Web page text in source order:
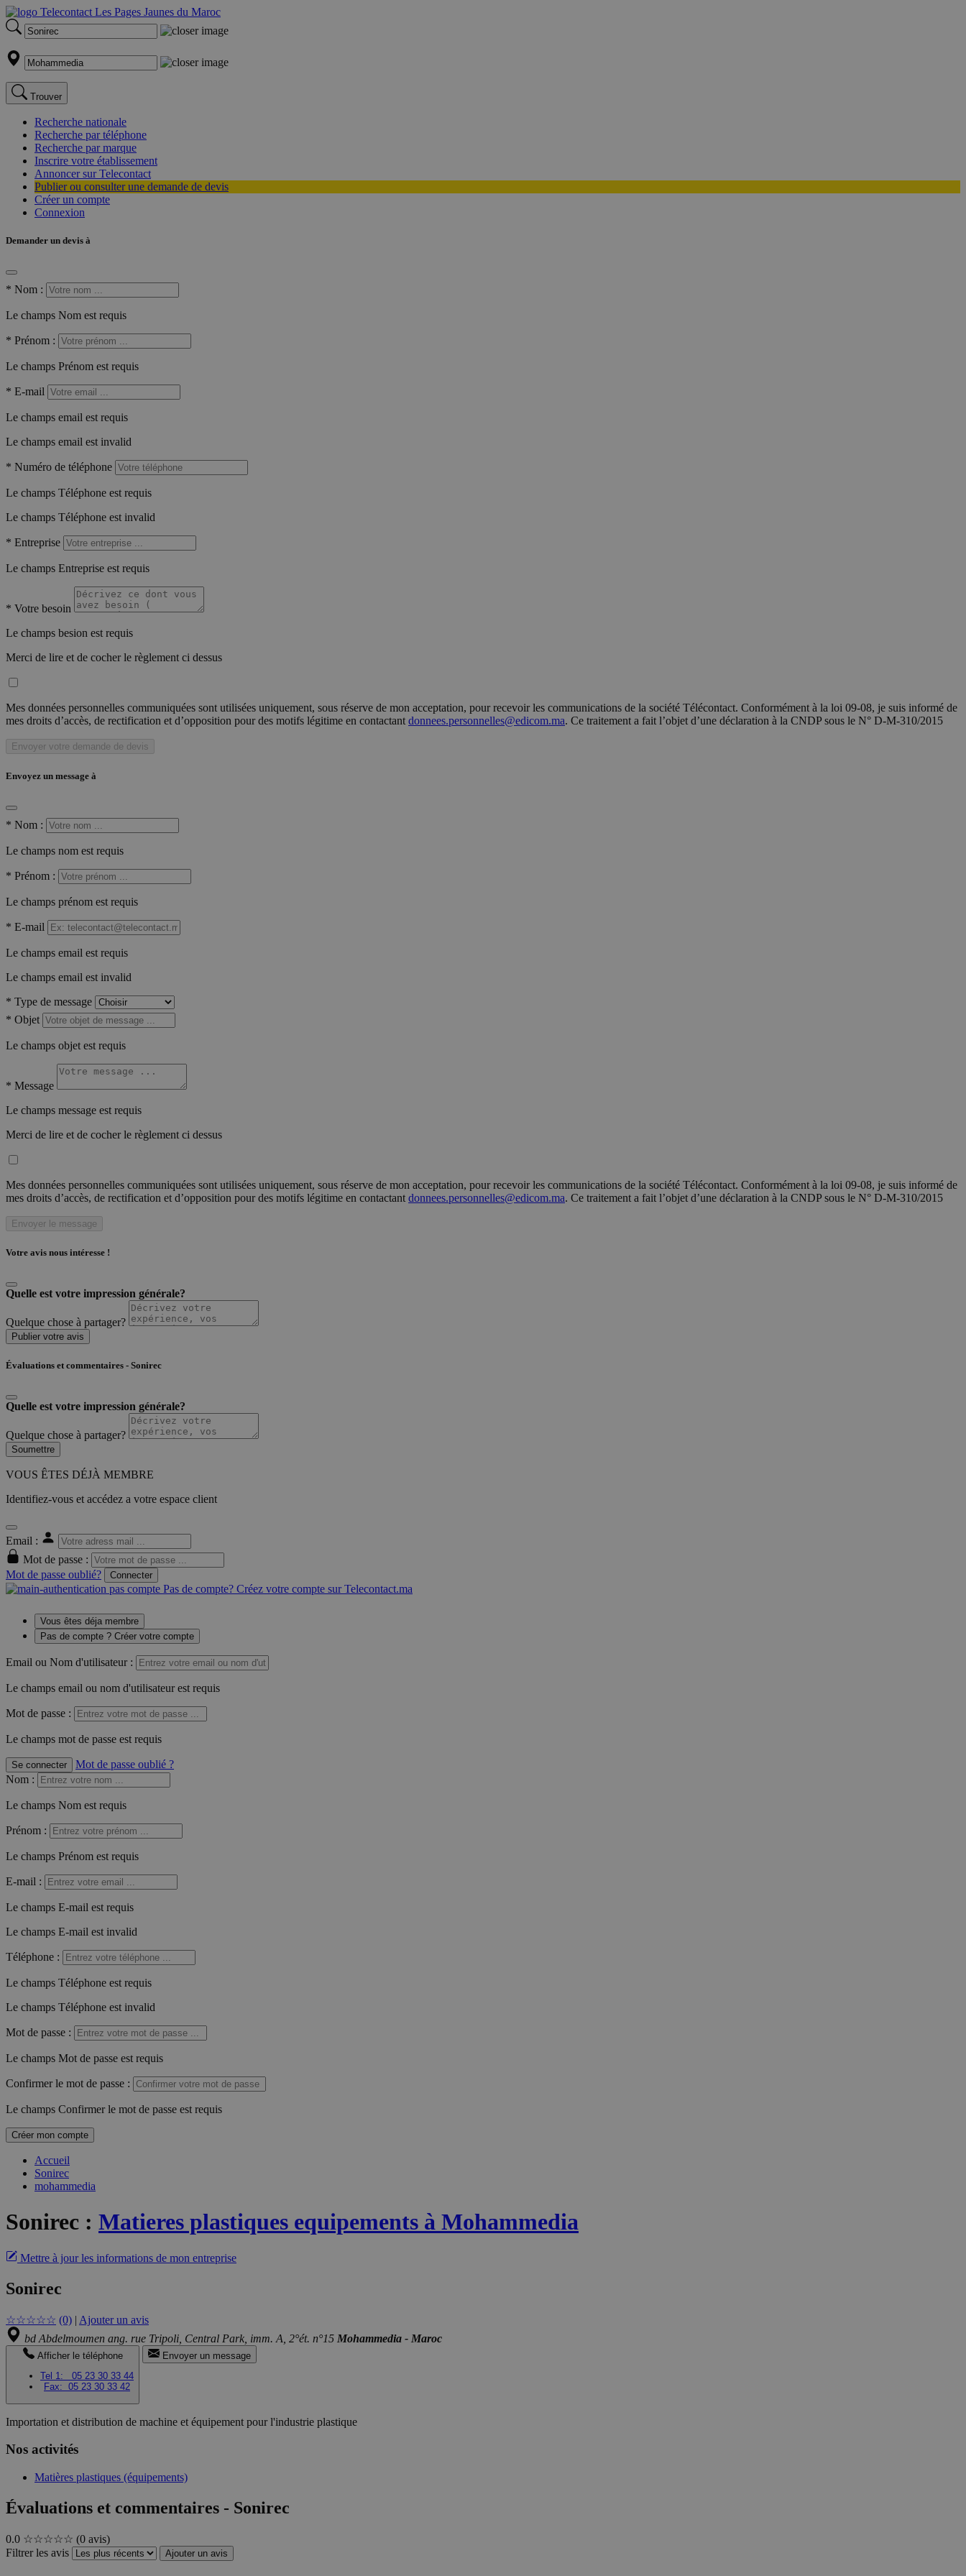
Trouver
Recherche nationale
Recherche par téléphone
Recherche par marque
Inscrire votre établissement
Annoncer sur Telecontact
Publier ou consulter une demande de devis
Créer un compte
Connexion
Demander un devis à
* Nom :
Le champs Nom est requis
* Prénom :
Le champs Prénom est requis
* E-mail
Le champs email est requis
Le champs email est invalid
* Numéro de téléphone
Le champs Téléphone est requis
Le champs Téléphone est invalid
* Entreprise
Le champs Entreprise est requis
* Votre besoin
Le champs besion est requis
Merci de lire et de cocher le règlement ci dessus
Mes données personnelles communiquées sont utilisées uniquement, sous réserve de mon acceptation, pour recevoir les communications de la société Télécontact. Conformément à la loi 09-08, je suis informé de
mes droits d’accès, de rectification et d’opposition pour des motifs légitime en contactant donnees.personnelles@edicom.ma. Ce traitement a fait l’objet d’une déclaration à la CNDP sous le N° D-M-310/2015
Envoyer votre demande de devis
Envoyez un message à
* Nom :
Le champs nom est requis
* Prénom :
Le champs prénom est requis
* E-mail
Le champs email est requis
Le champs email est invalid
* Type de message
* Objet
Le champs objet est requis
* Message
Le champs message est requis
Merci de lire et de cocher le règlement ci dessus
Mes données personnelles communiquées sont utilisées uniquement, sous réserve de mon acceptation, pour recevoir les communications de la société Télécontact. Conformément à la loi 09-08, je suis informé de
mes droits d’accès, de rectification et d’opposition pour des motifs légitime en contactant donnees.personnelles@edicom.ma. Ce traitement a fait l’objet d’une déclaration à la CNDP sous le N° D-M-310/2015
Envoyer le message
Votre avis nous intéresse !
Quelle est votre impression générale?
Quelque chose à partager?
Publier votre avis
Évaluations et commentaires - Sonirec
Quelle est votre impression générale?
Quelque chose à partager?
Soumettre
VOUS ÊTES DÉJÀ MEMBRE
Identifiez-vous et accédez a votre espace client
Email :
Mot de passe :
Mot de passe oublié?
Connecter
Pas de compte? Créez votre compte sur Telecontact.ma
Vous êtes déja membre
Pas de compte ? Créer votre compte
Email ou Nom d'utilisateur :
Le champs email ou nom d'utilisateur est requis
Mot de passe :
Le champs mot de passe est requis
Se connecter
Mot de passe oublié ?
Nom :
Le champs Nom est requis
Prénom :
Le champs Prénom est requis
E-mail :
Le champs E-mail est requis
Le champs E-mail est invalid
Téléphone :
Le champs Téléphone est requis
Le champs Téléphone est invalid
Mot de passe :
Le champs Mot de passe est requis
Confirmer le mot de passe :
Le champs Confirmer le mot de passe est requis
Créer mon compte
Accueil
Sonirec
mohammedia
Sonirec : Matieres plastiques equipements à Mohammedia
Mettre à jour les informations de mon entreprise
Sonirec
☆☆☆☆☆ (0) | Ajouter un avis
bd Abdelmoumen ang. rue Tripoli, Central Park, imm. A, 2°ét. n°15 Mohammedia - Maroc
Afficher le téléphone
Tel 1:
05 23 30 33 44
Fax: 05 23 30 33 42
Envoyer un message
Importation et distribution de machine et équipement pour l'industrie plastique
Nos activités
Matières plastiques (équipements)
Évaluations et commentaires - Sonirec
0.0 ☆☆☆☆☆ (0 avis)
Filtrer les avis
Ajouter un avis